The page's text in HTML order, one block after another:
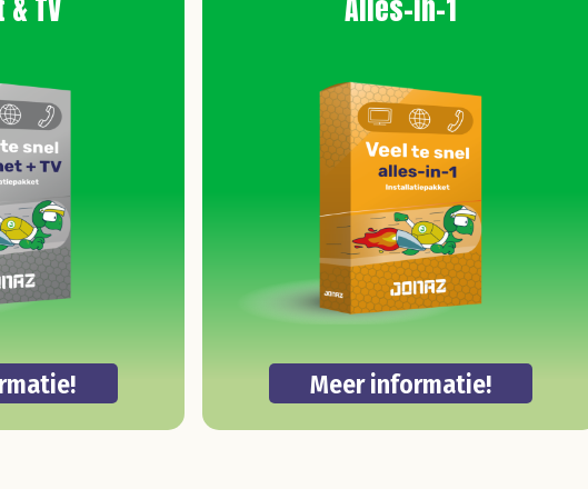
TV Alles-in-1
Meer informatie!